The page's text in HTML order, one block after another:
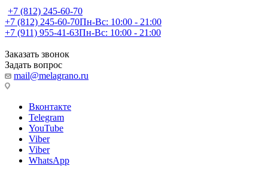
+7 (812) 245-60-70
+7 (812) 245-60-70Пн-Вс: 10:00 - 21:00
+7 (911) 955-41-63Пн-Вс: 10:00 - 21:00
Заказать звонок
Задать вопрос
mail@melagrano.ru
Вконтакте
Telegram
YouTube
Viber
Viber
WhatsApp